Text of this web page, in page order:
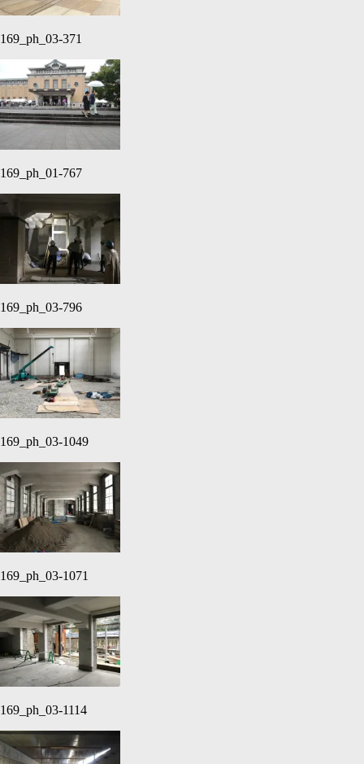
169_ph_03-371
169_ph_01-767
169_ph_03-796
169_ph_03-1049
169_ph_03-1071
169_ph_03-1114